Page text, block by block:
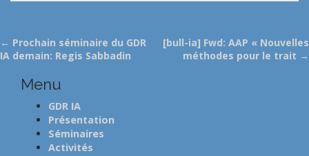
P
o
← Prochain séminaire du GDR
IA demain: Regis Sabbadin
[bull-ia] Fwd: AAP « Nouvelles
méthodes pour le trait →
Menu
GDR IA
Présentation
Séminaires
Activités